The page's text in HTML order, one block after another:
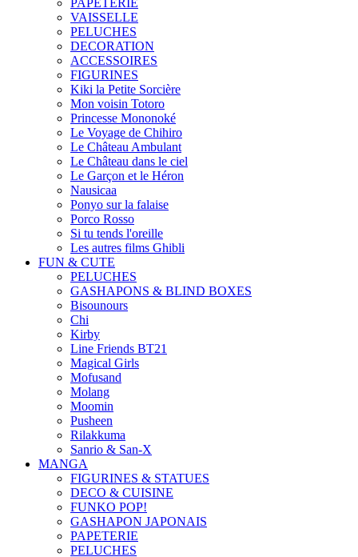
PAPETERIE
VAISSELLE
PELUCHES
DECORATION
ACCESSOIRES
FIGURINES
Kiki la Petite Sorcière
Mon voisin Totoro
Princesse Mononoké
Le Voyage de Chihiro
Le Château Ambulant
Le Château dans le ciel
Le Garçon et le Héron
Nausicaa
Ponyo sur la falaise
Porco Rosso
Si tu tends l'oreille
Les autres films Ghibli
FUN & CUTE
PELUCHES
GASHAPONS & BLIND BOXES
Bisounours
Chi
Kirby
Line Friends BT21
Magical Girls
Mofusand
Molang
Moomin
Pusheen
Rilakkuma
Sanrio & San-X
MANGA
FIGURINES & STATUES
DECO & CUISINE
FUNKO POP!
GASHAPON JAPONAIS
PAPETERIE
PELUCHES